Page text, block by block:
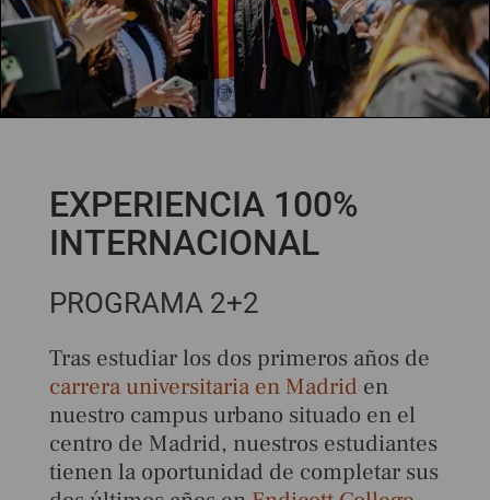
EXPERIENCIA 100%
INTERNACIONAL
PROGRAMA 2+2
Tras estudiar los dos primeros años de
carrera universitaria en Madrid en
nuestro campus urbano situado en el
centro de Madrid, nuestros estudiantes
tienen la oportunidad de completar sus